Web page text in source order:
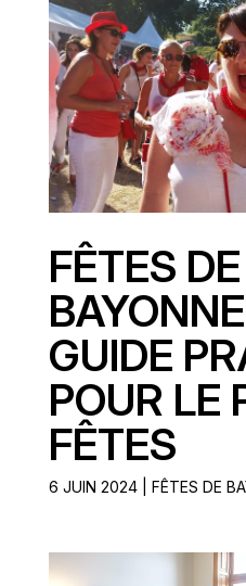
FÊTES DE
GUIDE
POUR LE
FÊTES
6 JUIN 2024| FÊTES DE